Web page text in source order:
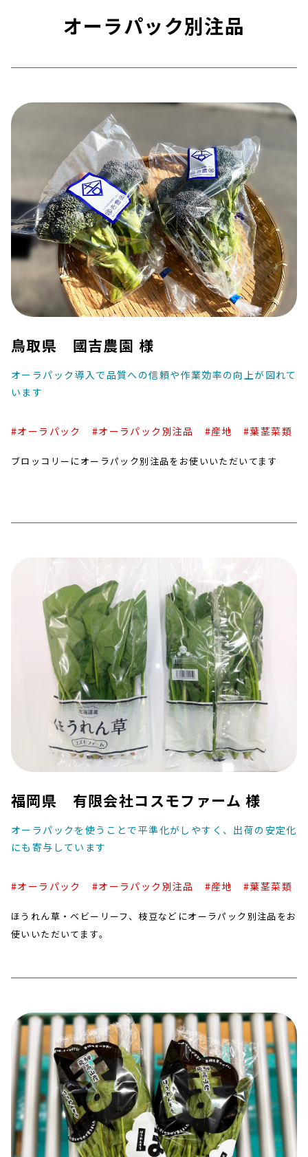
オーラパック別注品
鳥取県 國吉農園 様
オーラパック導入で品質への信頼や作業効率の向上が図れて
います
#オーラパック #オーラパック別注品 #産地 #葉茎菜類
ブロッコリーにオーラパック別注品をお使いいただいてます
福岡県 有限会社コスモファーム 様
オーラパックを使うことで平準化がしやすく、出荷の安定化
にも寄与しています
#オーラパック #オーラパック別注品 #産地 #葉茎菜類
ほうれん草・ベビーリーフ、枝豆などにオーラパック別注品をお
使いいただいてます。